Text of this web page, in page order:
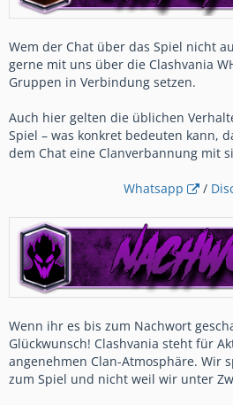
Wem der Chat über das Spiel nicht
gerne mit uns über die Clashvania
Gruppen in Verbindung setzen.
Auch hier gelten die üblichen
Spiel – was konkret bedeuten kann,
dem Chat eine Clanverbannung mit
Whatsapp /
Wenn ihr es bis zum Nachwort
Glückwunsch! Clashvania steht für
angenehmen Clan-Atmosphäre. Wir
zum Spiel und nicht weil wir unter